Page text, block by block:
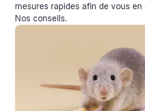
mesures rapides afin de vous en
Nos conseils.